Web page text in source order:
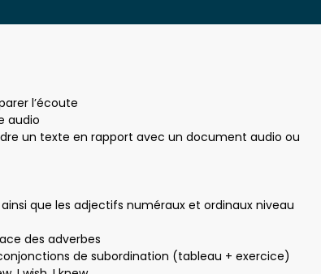
l’écoute
audio
un texte en rapport avec un document audio ou
que les adjectifs numéraux et ordinaux niveau
des adverbes
de subordination (tableau + exercice)